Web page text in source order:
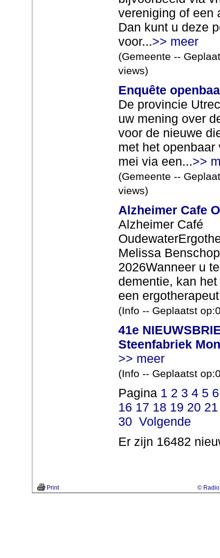
vereniging of een
Dan kunt u deze
voor...>> meer
(Gemeente --
views)
Enquête
De provincie
uw mening over
voor de nieuwe
met het
mei via een...>>
(Gemeente --
views)
Alzheimer Cafe
Alzheimer Café
Melissa
2026Wanneer u
dementie, kan
een
(Info -- Geplaatst
41e
Steenfabriek
>> meer
(Info -- Geplaatst
Pagina 1 2 3 4 5 6
16 17 18 19 20 21
30 Volgende
Er zijn 16482
Print © Radio